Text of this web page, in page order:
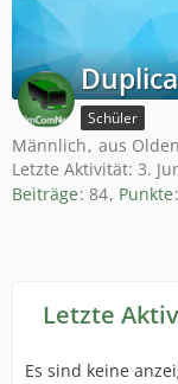
Schüler
Männlich aus
Letzte Aktivität: 3.
Beiträge 84 Punkte
Letzte
Es sind keine